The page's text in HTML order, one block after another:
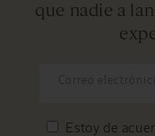
que nadie a
Correo electrónico
Estoy de